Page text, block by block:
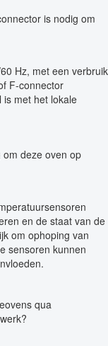
is nodig om
Hz, met een verbruik
F-connector
is met het lokale
deze oven op
en de staat van de
om ophoping van
sensoren kunnen
qua